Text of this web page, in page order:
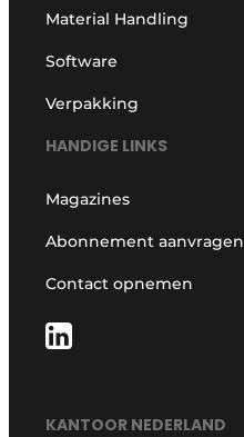
Material Handling
Software
Verpakking
HANDIGE LINKS
Magazines
Abonnement aanvragen
Contact opnemen
KANTOOR NEDERLAND